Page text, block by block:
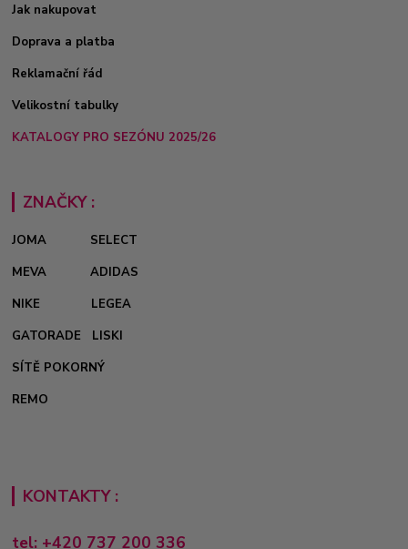
Jak nakupovat
Doprava a platba
Reklamační řád
Velikostní tabulky
KATALOGY PRO SEZÓNU 2025/26
ZNAČKY :
JOMA
SELECT
MEVA
ADIDAS
NIKE
LEGEA
GATORADE
LISKI
SÍTĚ POKORNÝ
REMO
KONTAKTY :
tel: +420 737 200 336